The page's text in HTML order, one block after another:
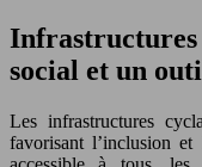
Infrastructures
social et un
Les infrastructures
favorisant l’inclusion